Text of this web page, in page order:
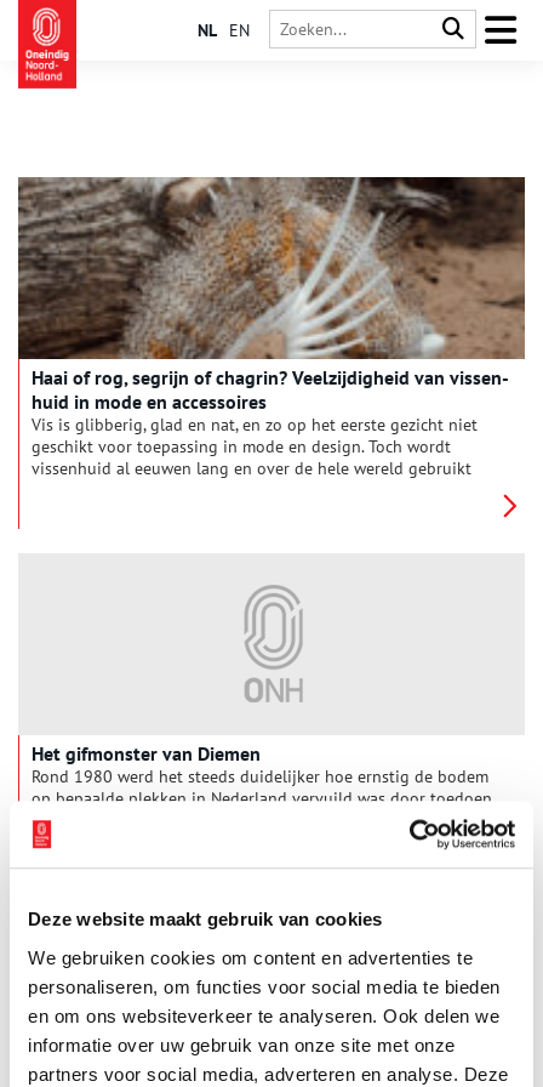
Deze website maakt gebruik van cookies
We gebruiken cookies om content en advertenties te
personaliseren, om functies voor social media te bieden
en om ons websiteverkeer te analyseren. Ook delen we
informatie over uw gebruik van onze site met onze
partners voor social media, adverteren en analyse. Deze
NL EN
Haai of rog, se­grijn of cha­grin? Veel­zij­dig­heid van vis­sen­
huid in mode en ac­ces­soi­res
Vis is glibberig, glad en nat, en zo op het eerste gezicht niet
geschikt voor toepassing in mode en design. Toch wordt
vissenhuid al eeuwen lang en over de hele wereld gebruikt
Het gifmonster van Diemen
Rond 1980 werd het steeds duidelijker hoe ernstig de bodem
op bepaalde plekken in Nederland vervuild was door toedoen
van chemisch afval. In het rijtje van meest beruchte plaatsen
voegde zich ook de Diemerzeedijk. De vervuiling van lucht en
grond in Diemen is een gifzwarte bladzijde in de lokale